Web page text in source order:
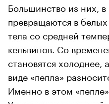
Большинство из них,
превращаются в
тела со средней
кельвинов. Со
становятся холоднее,
виде «пепла»
Именно в этом